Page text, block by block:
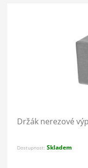
Držák nerezové
Dostupnost: Skladem